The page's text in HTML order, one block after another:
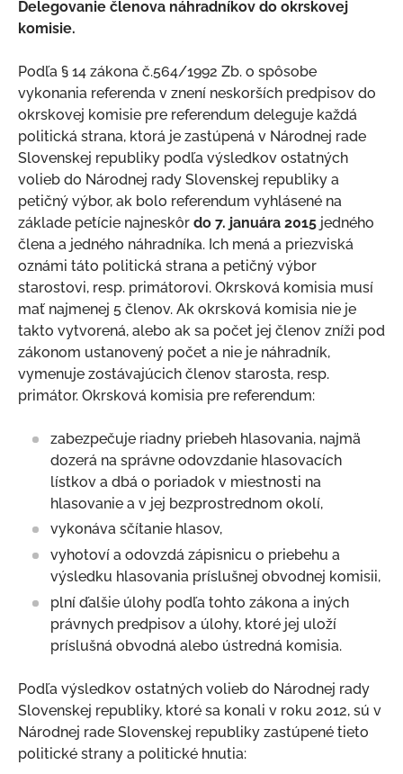
Delegovanie členova náhradníkov do okrskovej
komisie.
Podľa § 14 zákona č.564/1992 Zb. o spôsobe
vykonania referenda v znení neskorších predpisov do
okrskovej komisie pre referendum deleguje každá
politická strana, ktorá je zastúpená v Národnej rade
Slovenskej republiky podľa výsledkov ostatných
volieb do Národnej rady Slovenskej republiky a
petičný výbor, ak bolo referendum vyhlásené na
základe petície najneskôr do 7. januára 2015 jedného
člena a jedného náhradníka. Ich mená a priezviská
oznámi táto politická strana a petičný výbor
starostovi, resp. primátorovi. Okrsková komisia musí
mať najmenej 5 členov. Ak okrsková komisia nie je
takto vytvorená, alebo ak sa počet jej členov zníži pod
zákonom ustanovený počet a nie je náhradník,
vymenuje zostávajúcich členov starosta, resp.
primátor. Okrsková komisia pre referendum:
zabezpečuje riadny priebeh hlasovania, najmä
dozerá na správne odovzdanie hlasovacích
lístkov a dbá o poriadok v miestnosti na
hlasovanie a v jej bezprostrednom okolí,
vykonáva sčítanie hlasov,
vyhotoví a odovzdá zápisnicu o priebehu a
výsledku hlasovania príslušnej obvodnej komisii,
plní ďalšie úlohy podľa tohto zákona a iných
právnych predpisov a úlohy, ktoré jej uloží
príslušná obvodná alebo ústredná komisia.
Podľa výsledkov ostatných volieb do Národnej rady
Slovenskej republiky, ktoré sa konali v roku 2012, sú v
Národnej rade Slovenskej republiky zastúpené tieto
politické strany a politické hnutia: